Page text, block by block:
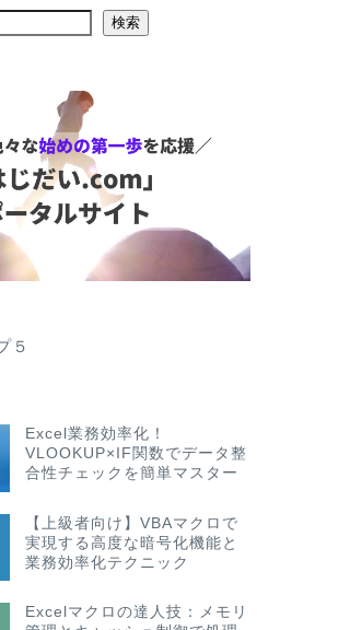
検索
５
Excel業務効率化！
VLOOKUP×IF関数でデータ整
合性チェックを簡単マスター
【上級者向け】VBAマクロで
実現する高度な暗号化機能と
業務効率化テクニック
Excelマクロの達人技：メモリ